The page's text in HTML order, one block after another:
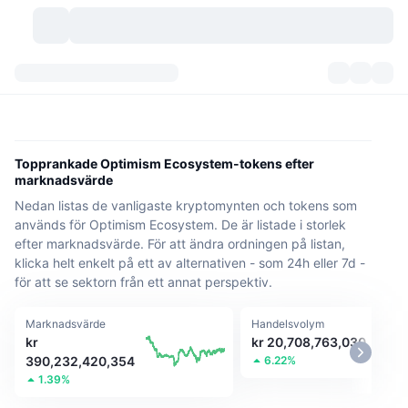
Historiska ögonblicksbilder
Tokenupplåsningar
Avkastning
Verkliga tillgångar
Marknadsöversikt
Spotmarknad
Antal kryptovalutor
Bitcoins kassor
BNBs kassor
Trendar
Ny
Vinnare
Meme-utforskare
Centraliserade börser
Spot
Derivat
Decentraliserade börser
Community
Feed
Ämnen
Lives
API
API
Krypto-API
Produkter
Produkter
Topprankade Optimism Ecosystem-tokens efter
marknadsvärde
Nedan listas de vanligaste kryptomynten och tokens som
används för Optimism Ecosystem. De är listade i storlek
efter marknadsvärde. För att ändra ordningen på listan,
klicka helt enkelt på ett av alternativen - som 24h eller 7d -
för att se sektorn från ett annat perspektiv.
Marknadsvärde
kr
390,232,420,354
1.39%
Handelsvolym
kr 20,708,763,030
6.22%